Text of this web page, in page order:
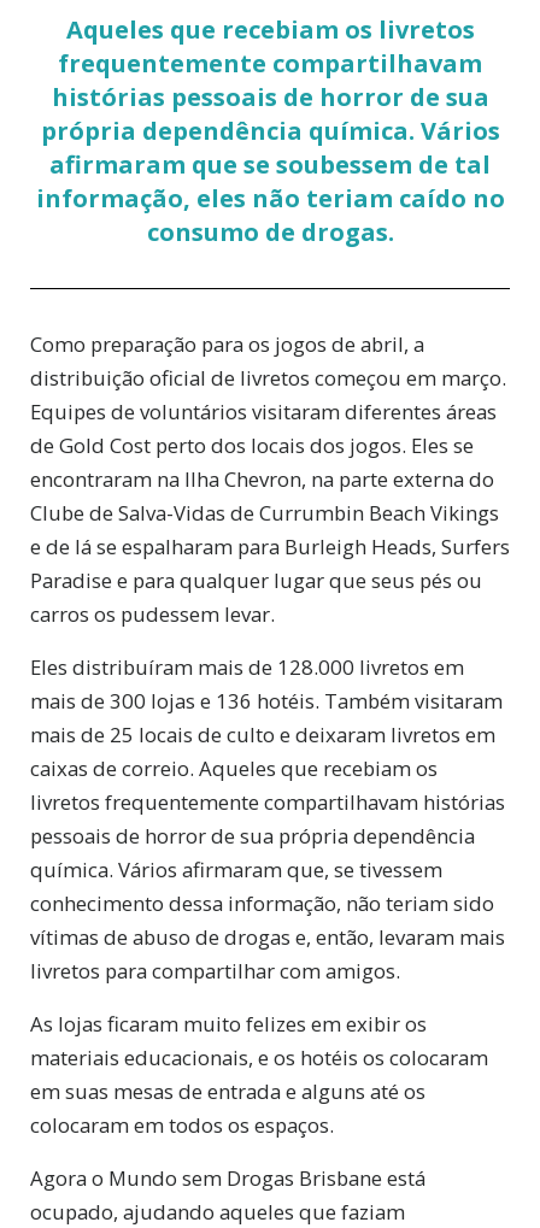
Aqueles que recebiam os livretos
frequentemente compartilhavam
histórias pessoais de horror de sua
própria dependência química. Vários
afirmaram que se soubessem de tal
informação, eles não teriam caído no
consumo de drogas.
Como preparação para os jogos de abril, a
distribuição oficial de livretos começou em março.
Equipes de voluntários visitaram diferentes áreas
de Gold Cost perto dos locais dos jogos. Eles se
encontraram na Ilha Chevron, na parte externa do
Clube de Salva-Vidas de Currumbin Beach Vikings
e de lá se espalharam para Burleigh Heads, Surfers
Paradise e para qualquer lugar que seus pés ou
carros os pudessem levar.
Eles distribuíram mais de 128.000 livretos em
mais de 300 lojas e 136 hotéis. Também visitaram
mais de 25 locais de culto e deixaram livretos em
caixas de correio. Aqueles que recebiam os
livretos frequentemente compartilhavam histórias
pessoais de horror de sua própria dependência
química. Vários afirmaram que, se tivessem
conhecimento dessa informação, não teriam sido
vítimas de abuso de drogas e, então, levaram mais
livretos para compartilhar com amigos.
As lojas ficaram muito felizes em exibir os
materiais educacionais, e os hotéis os colocaram
em suas mesas de entrada e alguns até os
colocaram em todos os espaços.
Agora o Mundo sem Drogas Brisbane está
ocupado, ajudando aqueles que faziam